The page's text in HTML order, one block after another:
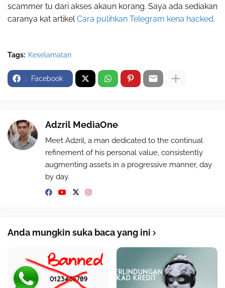
scammer tu dari akses akaun korang. Saya ada sediakan
caranya kat artikelCara pulihkan Telegram kena hacked.
Tags: Keselamatan
Facebook
Adzril MediaOne
Meet Adzril, a man dedicated to the continual
refinement of his personal value, consistently
augmenting assets in a progressive manner, day
by day.
Anda mungkin suka baca yang ini